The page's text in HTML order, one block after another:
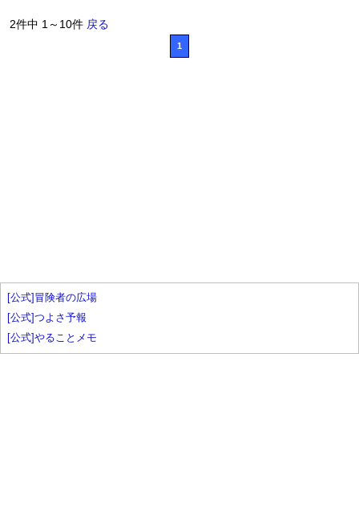
2件中 1～10件 戻る
1
[公式]冒険者の広場
[公式]つよさ予報
[公式]やることメモ